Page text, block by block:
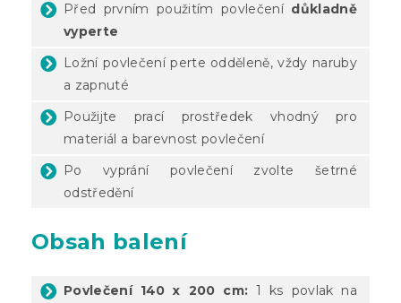
Před prvním použitím povlečení důkladně
vyperte
Ložní povlečení perte odděleně, vždy naruby
a zapnuté
Použijte prací prostředek vhodný pro
materiál a barevnost povlečení
Po vyprání povlečení zvolte šetrné
odstředění
Obsah balení
Povlečení 140 x 200 cm: 1 ks povlak na